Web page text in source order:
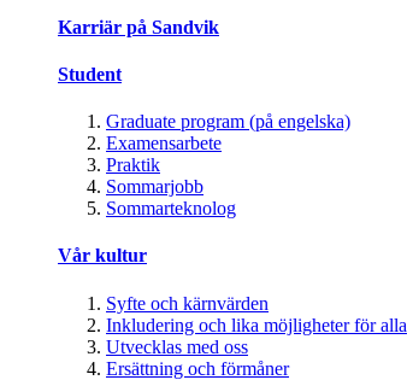
Karriär på Sandvik
Student
Graduate program (på engelska)
Examensarbete
Praktik
Sommarjobb
Sommarteknolog
Vår kultur
Syfte och kärnvärden
Inkludering och lika möjligheter för alla
Utvecklas med oss
Ersättning och förmåner